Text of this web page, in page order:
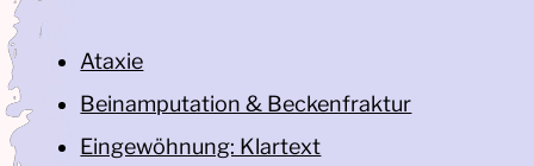
Ataxie
Beinamputation & Beckenfraktur
Eingewöhnung: Klartext